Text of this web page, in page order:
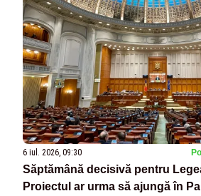
6 iul. 2026, 09:30
Săptămână decisivă pentru
Proiectul ar urma să ajungă în